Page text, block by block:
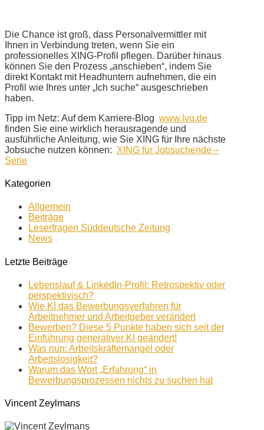
Die Chance ist groß, dass Personalvermittler mit
Ihnen in Verbindung treten, wenn Sie ein
professionelles XING-Profil pflegen. Darüber hinaus
können Sie den Prozess „anschieben“, indem Sie
direkt Kontakt mit Headhuntern aufnehmen, die ein
Profil wie Ihres unter „Ich suche“ ausgeschrieben
haben.
Tipp im Netz: Auf dem Karriere-Blog www.lvq.de
finden Sie eine wirklich herausragende und
ausführliche Anleitung, wie Sie XING für Ihre nächste
Jobsuche nutzen können: XING für Jobsuchende –
Serie
Kategorien
Allgemein
Beiträge
Leserfragen Süddeutsche Zeitung
News
Letzte Beiträge
Lebenslauf & LinkedIn-Profil: Retrospektiv oder
perspektivisch?
Wie KI das Bewerbungsverfahren für
Arbeitnehmer und Arbeitgeber verändert
Bewerben? Diese 5 Punkte haben sich seit der
Einführung generativer KI geändert!
Was nun: Arbeitskräftemangel oder
Arbeitslosigkeit?
Warum das Wort „Erfahrung“ in
Bewerbungsprozessen nichts zu suchen hat
Vincent Zeylmans